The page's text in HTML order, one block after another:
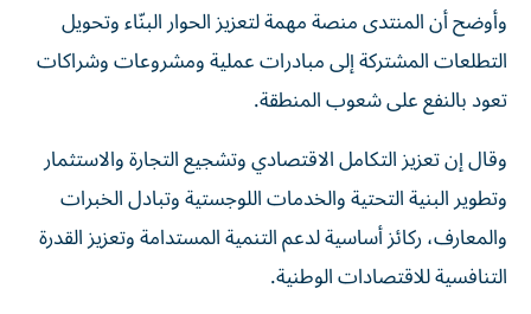
وأوضح أن المنتدى منصة مهمة لتعزيز الحوار البنّاء وتحويل
التطلعات المشتركة إلى مبادرات عملية ومشروعات وشراكات
تعود بالنفع على شعوب المنطقة.
وقال إن تعزيز التكامل الاقتصادي وتشجيع التجارة والاستثمار
وتطوير البنية التحتية والخدمات اللوجستية وتبادل الخبرات
والمعارف، ركائز أساسية لدعم التنمية المستدامة وتعزيز القدرة
التنافسية للاقتصادات الوطنية.